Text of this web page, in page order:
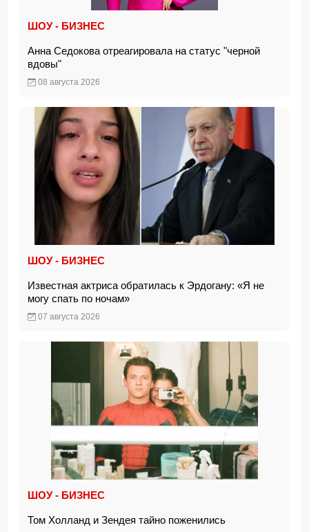
ШОУ - БИЗНЕС
Анна Седокова отреагировала на статус "черной
вдовы"
08 августа 2026
ШОУ - БИЗНЕС
Известная актриса обратилась к Эрдогану: «Я не
могу спать по ночам»
07 августа 2026
ШОУ - БИЗНЕС
Том Холланд и Зендея тайно поженились